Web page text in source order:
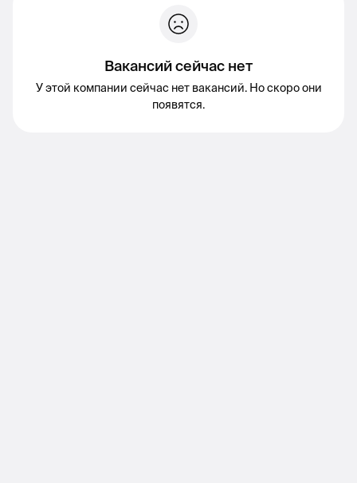
Вакансий сейчас нет
У этой компании сейчас нет вакансий. Но скоро они
появятся.